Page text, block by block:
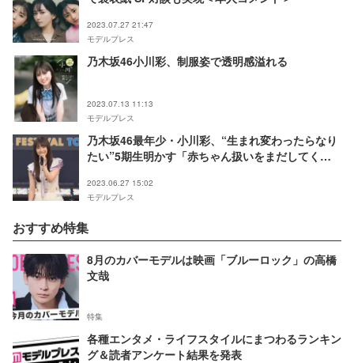
2023.07.27 21:47
モデルプレス
乃木坂46小川彩、制服姿で透明感溢れる
2023.07.13 11:13
モデルプレス
乃木坂46最年少・小川彩、“生まれ変わったらなり
たい”5期生明かす「赤ちゃん扱いをまだしてく
2023.06.27 15:02
モデルプレス
おすすめ特集
8月のカバーモデルは映画「ブルーロック」の高橋
文哉
特集
各種エンタメ・ライフスタイルにまつわるランキン
グ＆読者アンケート結果を発表